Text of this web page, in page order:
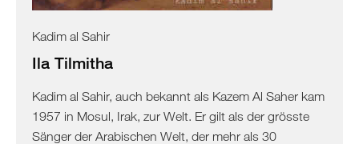
Kadim al Sahir
Ila Tilmitha
Kadim al Sahir, auch bekannt als Kazem Al Saher kam
1957 in Mosul, Irak, zur Welt. Er gilt als der grösste
Sänger der Arabischen Welt, der mehr als 30